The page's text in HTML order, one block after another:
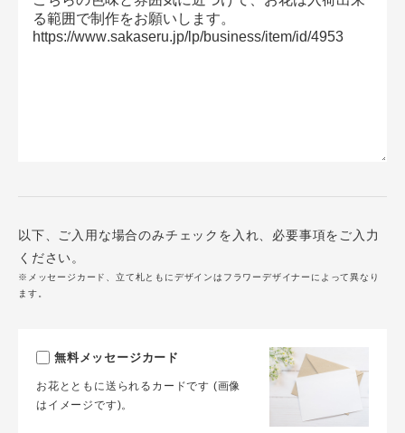
以下、ご入用な場合のみチェックを入れ、必要事項をご入力
ください。
※メッセージカード、立て札ともにデザインはフラワーデザイナーによって異なり
ます。
無料メッセージカード
お花とともに送られるカードです (画像
はイメージです)。